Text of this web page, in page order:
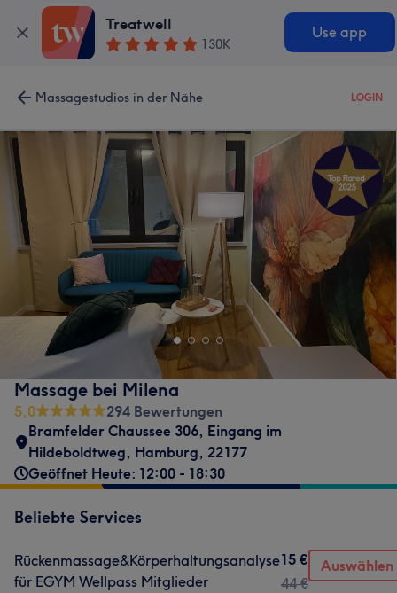
Treatwell
130K
Use app
Massagestudios in der Nähe LOGIN
Massage bei Milena
5,0
294 Bewertungen
Bramfelder Chaussee 306, Eingang im
Hildeboldtweg, Hamburg, 22177
Geöffnet Heute: 12:00 - 18:30
Beliebte Services
Rückenmassage&Körperhaltungsanalyse
für EGYM Wellpass Mitglieder
15 €
44 €
Auswählen